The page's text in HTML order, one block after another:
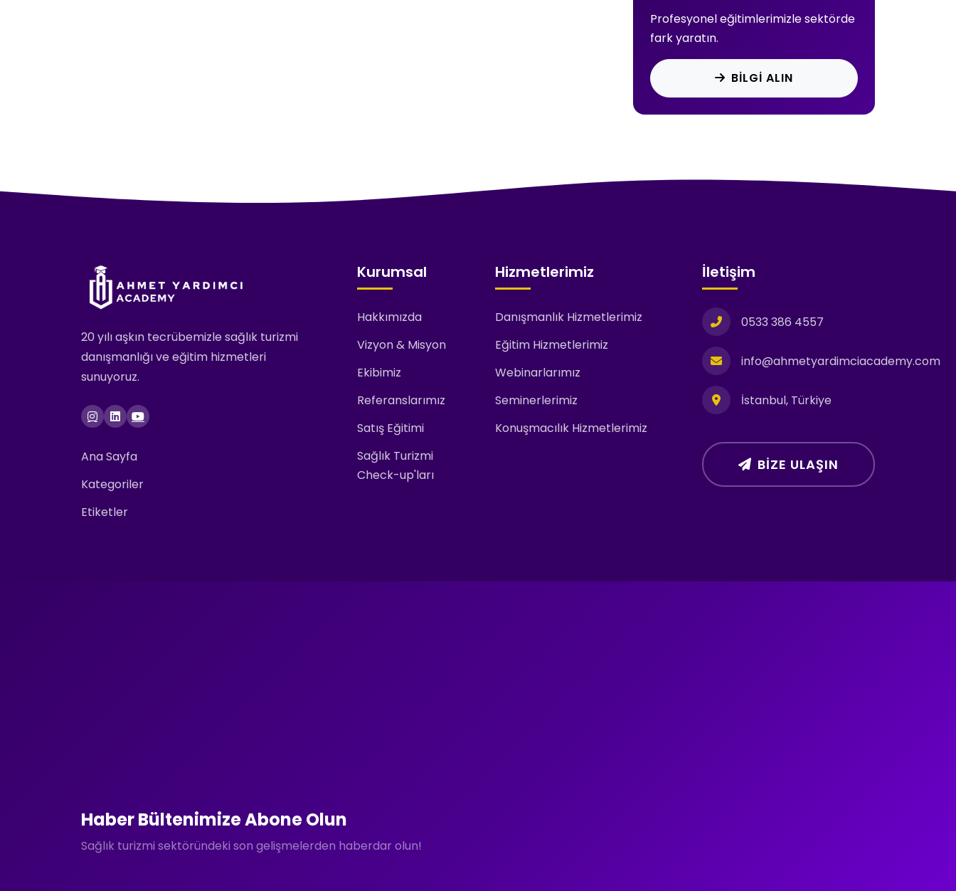
Profesyonel eğitimlerimizle sektörde
fark yaratın.
BILGI ALIN
20 yılı aşkın tecrübemizle sağlık turizmi
danışmanlığı ve eğitim hizmetleri
sunuyoruz.
Ana Sayfa
Kategoriler
Etiketler
Kurumsal
Hakkımızda
Vizyon & Misyon
Ekibimiz
Referanslarımız
Satış Eğitimi
Sağlık Turizmi
Check-up'ları
Hizmetlerimiz
Danışmanlık Hizmetlerimiz
Eğitim Hizmetlerimiz
Webinarlarımız
Seminerlerimiz
Konuşmacılık Hizmetlerimiz
İletişim
0533 386 4557
info@ahmetyardimciacademy.com
İstanbul, Türkiye
BIZE ULAŞIN
Haber Bültenimize Abone Olun
Sağlık turizmi sektöründeki son gelişmelerden haberdar olun!